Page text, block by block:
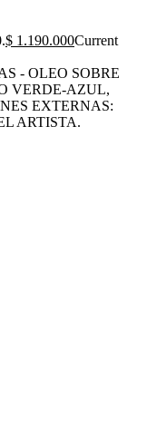
$ 1.190.000Current
- OLEO SOBRE
VERDE-AZUL,
EXTERNAS:
ARTISTA.